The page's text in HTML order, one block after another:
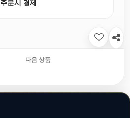
주문시 결제
다음 상품